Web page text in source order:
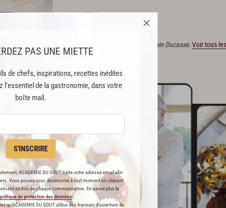
PAS UNE MIETTE
de chefs, inspirations, recettes inédites
l’essentiel de la gastronomie, dans votre
boîte mail.
S'INSCRIRE
ACADEMIE DU GOUT traite votre adresse email afin
Vous pouvez vous désinscrire à tout moment en cliquant
en bas de chaque communication. En savoir plus la
de protection des données.
qu'ACADEMIE DU GOUT utilise des traceurs d’ouverture de
×
du livre "Michalak trop facile !" publié aux Éditions Alain Ducasse. Voir tous
réservée aux abonnés Premium
PREMIUM
!